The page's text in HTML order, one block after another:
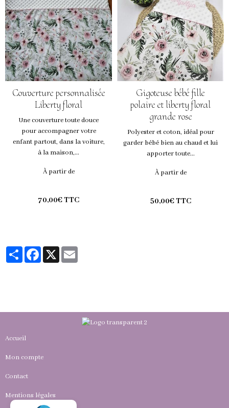
Couverture personnalisée
Liberty floral
Une couverture toute douce
pour accompagner votre
enfant partout, dans la voiture,
à la maison,...
À partir de
70,00€ TTC
Gigoteuse bébé fille
polaire et liberty floral
grande rose
Polyester et coton, idéal pour
garder bébé bien au chaud et lui
apporter toute...
À partir de
50,00€ TTC
PartagerFacebook
X
Accueil
Mon compte
Contact
Mentions légales